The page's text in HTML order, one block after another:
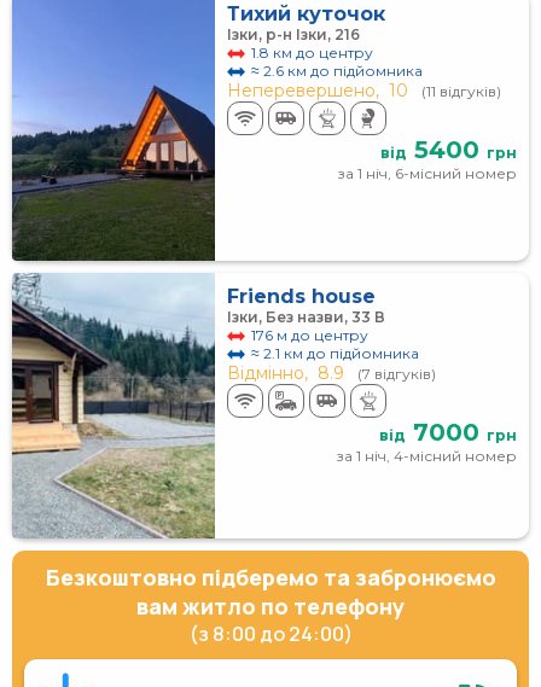
Тихий куточок
Ізки, р-н Ізки, 216
1.8 км до центру
≈ 2.6 км до підйомника
Неперевершено, 10 (11 відгуків)
від 5400 грн
за 1 ніч, 6-місний номер
Friends house
Ізки, Без назви, 33 В
176 м до центру
≈ 2.1 км до підйомника
Відмінно, 8.9 (7 відгуків)
від 7000 грн
за 1 ніч, 4-місний номер
Безкоштовно підберемо та забронюємо
вам житло по телефону
(з 8:00 до 24:00)